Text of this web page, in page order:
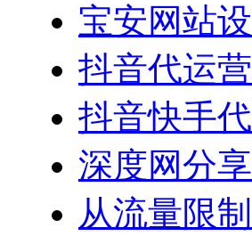
宝安网站
抖音代运
抖音快手
深度网分
从流量限